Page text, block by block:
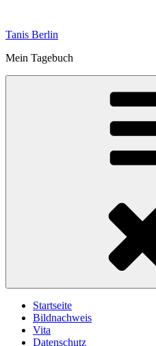
springen
Tanis Berlin
Mein Tagebuch
Startseite
Bildnachweis
Vita
Datenschutz